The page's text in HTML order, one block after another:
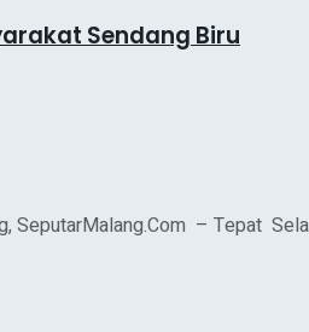
Sendang Biru
SeputarMalang.Com – Tepat